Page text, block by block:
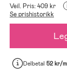
Veil. Pris: 409 kr
Se prishistorikk
Delbetal 52 kr/